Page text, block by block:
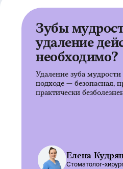
Зубы
удаление
необходимо?
Удаление зуба
подходе — безопасная,
практически
Елена
Стоматолог-